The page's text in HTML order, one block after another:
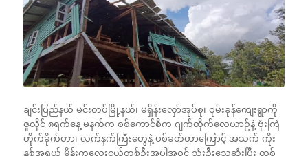
ချင်းပြည်နယ် မင်းတပ်မြို့နယ်၊ မရှိန်းလှော်အုပ်စု၊ ဝုမ်းခုန်ကျေးရွာကို
ဇူလိုင် ၈ရက်နေ့ မနက်က စစ်ကောင်စီက ဂျက်တိုက်လေယာဥ်နဲ့ ဗုံးကြဲ
တိုက်ခိုက်တာ၊ လက်နက်ကြီးတွေနဲ့ ပစ်ခတ်တာကြောင့် အသက် ကိုး
နှစ်အရွယ် မိန်းကလေးငယ်တစ်ဦးအပါအဝင် သုံးဦးသေဆုံးပြီး တစ်